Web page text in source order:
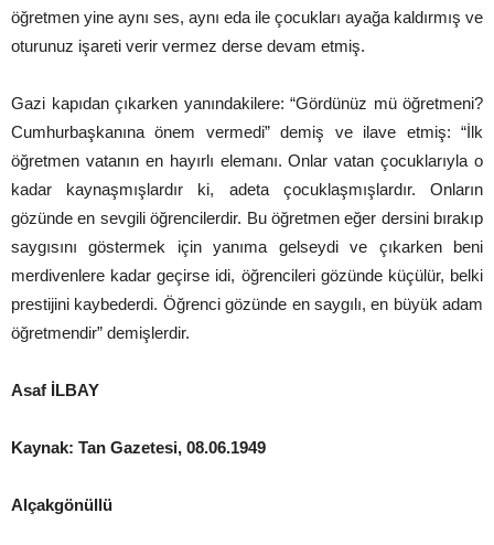
öğretmen yine aynı ses, aynı eda ile çocukları ayağa kaldırmış ve
oturunuz işareti verir vermez derse devam etmiş.
Gazi kapıdan çıkarken yanındakilere: “Gördünüz mü öğretmeni?
Cumhurbaşkanına önem vermedi” demiş ve ilave etmiş: “İlk
öğretmen vatanın en hayırlı elemanı. Onlar vatan çocuklarıyla o
kadar kaynaşmışlardır ki, adeta çocuklaşmışlardır. Onların
gözünde en sevgili öğrencilerdir. Bu öğretmen eğer dersini bırakıp
saygısını göstermek için yanıma gelseydi ve çıkarken beni
merdivenlere kadar geçirse idi, öğrencileri gözünde küçülür, belki
prestijini kaybederdi. Öğrenci gözünde en saygılı, en büyük adam
öğretmendir” demişlerdir.
Asaf İLBAY
Kaynak: Tan Gazetesi, 08.06.1949
Alçakgönüllü